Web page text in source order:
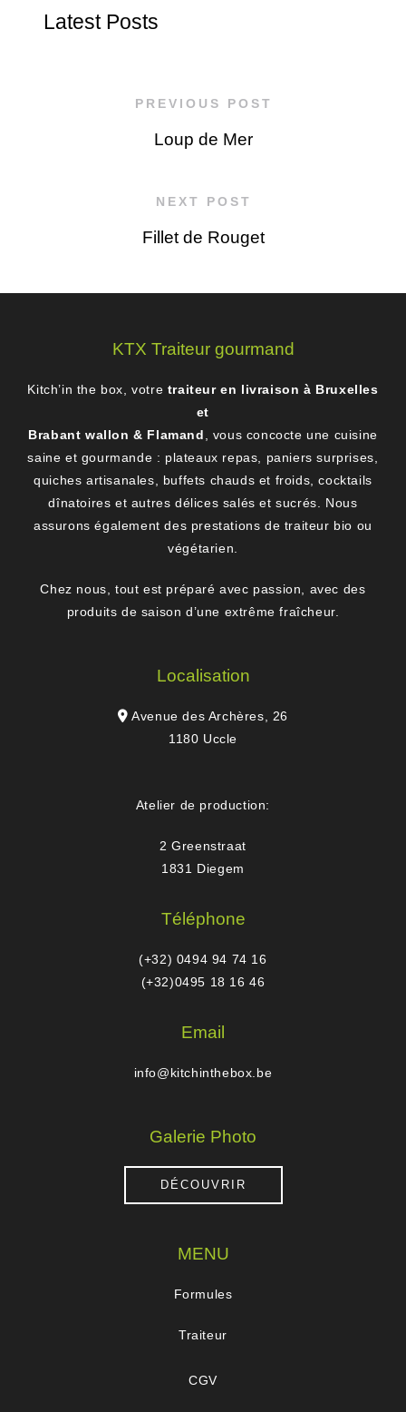
Latest Posts
PREVIOUS POST
Loup de Mer
NEXT POST
Fillet de Rouget
KTX Traiteur gourmand
Kitch’in the box, votre traiteur en livraison à Bruxelles
et
Brabant wallon & Flamand , vous concocte une cuisine
saine et gourmande : plateaux repas, paniers surprises,
quiches artisanales, buffets chauds et froids, cocktails
dînatoires et autres délices salés et sucrés. Nous
assurons également des prestations de traiteur bio ou
végétarien.
Chez nous, tout est préparé avec passion, avec des
produits de saison d’une extrême fraîcheur.
Localisation
Avenue des Archères, 26
1180 Uccle
Atelier de production:
2 Greenstraat
1831 Diegem
Téléphone
(+32) 0494 94 74 16
(+32)0495 18 16 46
Email
info@kitchinthebox.be
Galerie Photo
DÉCOUVRIR
MENU
Formules
Traiteur
CGV